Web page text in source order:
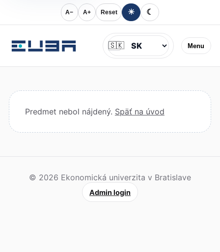
A− A+ Reset ☀ ☾
Menu
Jazyk
🇸🇰
Predmet nebol nájdený. Späť na úvod
© 2026 Ekonomická univerzita v Bratislave
Admin login